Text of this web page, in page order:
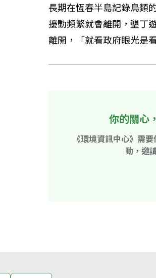
長期在恆春半島記錄鳥類
擾動頻繁就會離開，墾丁
離開，「就看政府眼光是
你的關心
《環境資訊中心》需
動，邀